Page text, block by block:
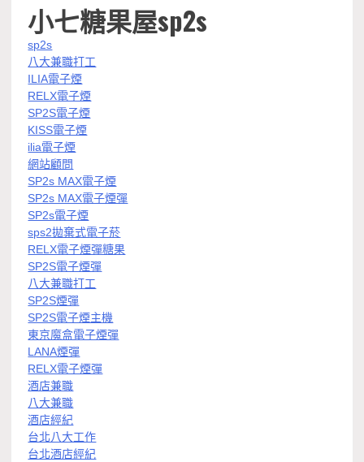
小七糖果屋sp2s
sp2s
八大兼職打工
ILIA電子煙
RELX電子煙
SP2S電子煙
KISS電子煙
ilia電子煙
網站顧問
SP2s MAX電子煙
SP2s MAX電子煙彈
SP2s電子煙
sps2拋棄式電子菸
RELX電子煙彈糖果
SP2S電子煙彈
八大兼職打工
SP2S煙彈
SP2S電子煙主機
東京魔盒電子煙彈
LANA煙彈
RELX電子煙彈
酒店兼職
八大兼職
酒店經紀
台北八大工作
台北酒店經紀